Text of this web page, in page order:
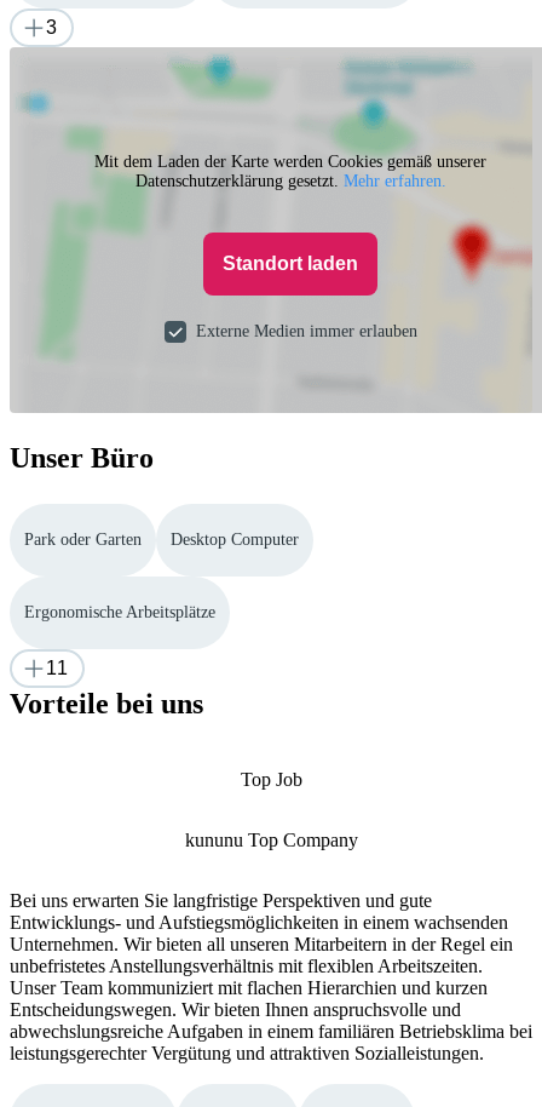
3
Mit dem Laden der Karte werden Cookies gemäß unserer
Datenschutzerklärung gesetzt. Mehr erfahren.
Standort laden
Externe Medien immer erlauben
Unser Büro
Park oder Garten Desktop Computer
Ergonomische Arbeitsplätze
11
Vorteile bei uns
Top Job
kununu Top Company
Bei uns erwarten Sie langfristige Perspektiven und gute
Entwicklungs- und Aufstiegsmöglichkeiten in einem wachsenden
Unternehmen. Wir bieten all unseren Mitarbeitern in der Regel ein
unbefristetes Anstellungsverhältnis mit flexiblen Arbeitszeiten.
Unser Team kommuniziert mit flachen Hierarchien und kurzen
Entscheidungswegen. Wir bieten Ihnen anspruchsvolle und
abwechslungsreiche Aufgaben in einem familiären Betriebsklima bei
leistungsgerechter Vergütung und attraktiven Sozialleistungen.